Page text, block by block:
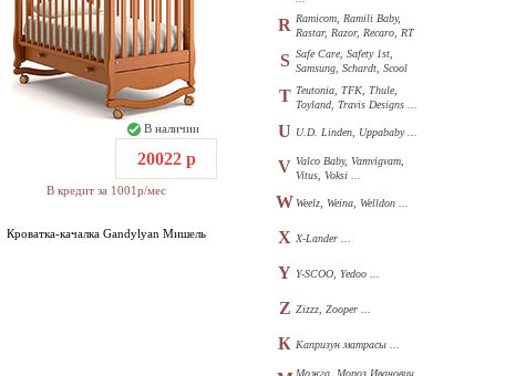
В наличии
20022 р
В кредит за 1001р/мес
Кроватка-качалка Gandylyan Мишель
R Ramicom, Ramili Baby,
Rastar, Razor, Recaro, RT
S Safe Care, Safety 1st,
Samsung, Schardt, Scool
T Teutonia, TFK, Thule,
Toyland, Travis Designs ...
U U.D. Linden, Uppababy ...
V Valco Baby, Vamvigvam,
Vitus, Voksi ...
WWeelz, Weina, Welldon ...
X X-Lander ...
Y Y-SCOO, Yedoo ...
Z Zizzz, Zooper ...
К Капризун матрасы ...
Можга, Мороз Иванович